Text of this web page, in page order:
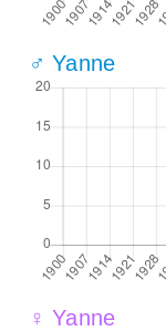
♂ Yanne
♀ Yanne